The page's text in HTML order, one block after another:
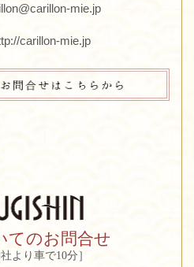
mie.jp
carillon-mie.jp
てのお問合せ
より車で10分］